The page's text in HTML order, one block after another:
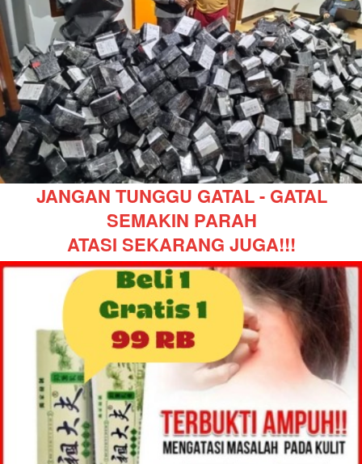
JANGAN TUNGGU GATAL - GATAL
SEMAKIN PARAH
ATASI SEKARANG JUGA!!!